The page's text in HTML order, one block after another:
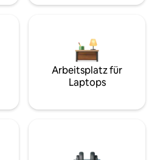
Arbeitsplatz für
Laptops